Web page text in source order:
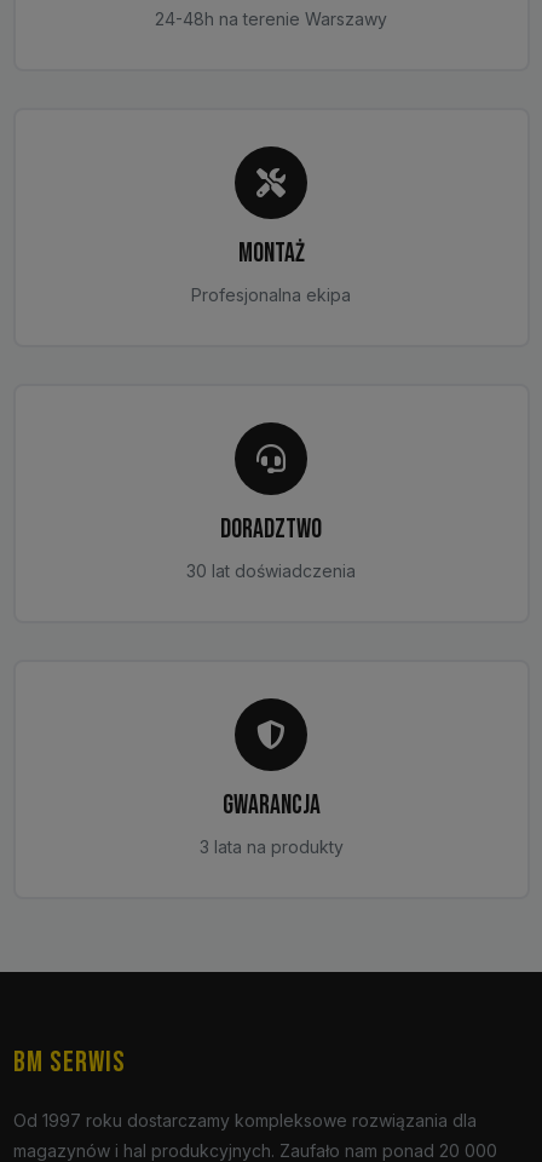
24-48h na terenie Warszawy
MONTAŻ
Profesjonalna ekipa
DORADZTWO
30 lat doświadczenia
GWARANCJA
3 lata na produkty
BM SERWIS
Od 1997 roku dostarczamy kompleksowe rozwiązania dla
magazynów i hal produkcyjnych. Zaufało nam ponad 20 000